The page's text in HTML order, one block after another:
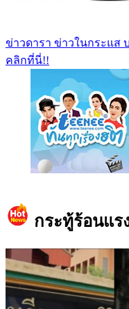
ข่าวดารา ข่าวในกระแส บ
คลิกที่นี่!!
กระทู้ร้อนแ